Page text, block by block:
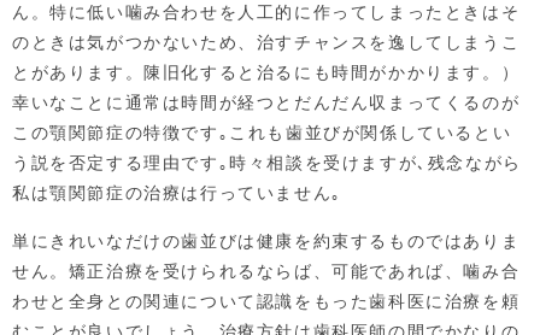
ん。特に低い噛み合わせを人工的に作ってしまったときはそ
のときは気がつかないため、治すチャンスを逸してしまうこ
とがあります。陳旧化すると治るにも時間がかかります。）
幸いなことに通常は時間が経つとだんだん収まってくるのが
この顎関節症の特徴です｡これも歯並びが関係しているとい
う説を否定する理由です｡時々相談を受けますが､残念ながら
私は顎関節症の治療は行っていません｡
単にきれいなだけの歯並びは健康を約束するものではありま
せん。矯正治療を受けられるならば、可能であれば、噛み合
わせと全身との関連について認識をもった歯科医に治療を頼
むことが良いでしょう。治療方針は歯科医師の間でかなりの